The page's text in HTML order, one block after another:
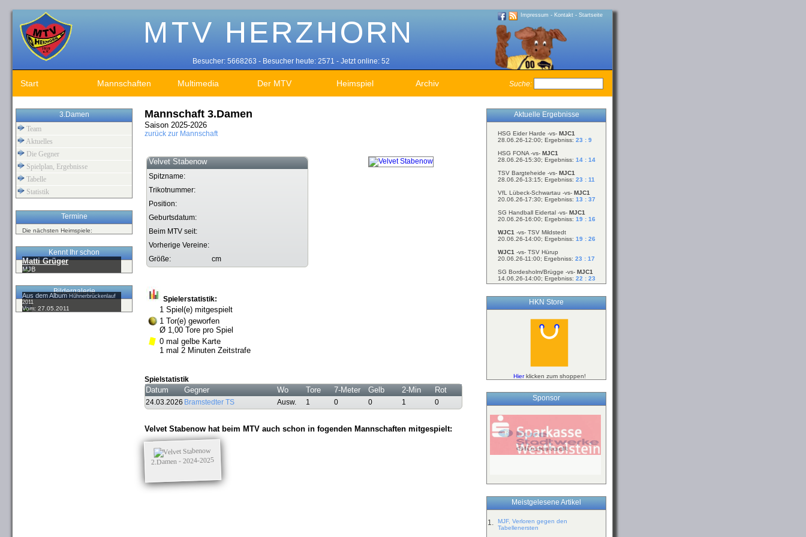
Impressum - Kontakt - Startseite
Besucher: 5668263 - Besucher heute: 2571 - Jetzt online: 52
Start Mannschaften Multimedia Der MTV Heimspiel Archiv Suche:
3.Damen
Team
Aktuelles
Die Gegner
Spielplan, Ergebnisse
Tabelle
Statistik
Termine
Die nächsten Heimspiele:
Kennt Ihr schon
Matti Grüger
MJB
Bildergalerie
Aus dem AlbumHühnerbrückenlauf
2011
Vom: 27.05.2011
Mannschaft 3.Damen
Saison 2025-2026
zurück zur Mannschaft
Velvet Stabenow
Spitzname:
Trikotnummer:
Position:
Geburtsdatum:
Beim MTV seit:
Vorherige Vereine:
Größe:
cm
Spielerstatistik:
1 Spiel(e) mitgespielt
1 Tor(e) geworfen
Ø 1,00 Tore pro Spiel
0 mal gelbe Karte
1 mal 2 Minuten Zeitstrafe
Spielstatistik
Datum Gegner Wo Tore 7-Meter Gelb 2-Min Rot
24.03.2026 Bramstedter TS Ausw. 1 0 0 1 0
Velvet Stabenow hat beim MTV auch schon in fogenden Mannschaften mitgespielt:
2.Damen - 2024-2025
Aktuelle Ergebnisse
HSG Eider Harde -vs- MJC1
28.06.26-12:00; Ergebniss: 23 : 9
HSG FONA -vs- MJC1
28.06.26-15:30; Ergebniss: 14 : 14
TSV Bargteheide -vs- MJC1
28.06.26-13:15; Ergebniss: 23 : 11
VfL Lübeck-Schwartau -vs- MJC1
20.06.26-17:30; Ergebniss: 13 : 37
SG Handball Eidertal -vs- MJC1
20.06.26-16:00; Ergebniss: 19 : 16
WJC1 -vs- TSV Mildstedt
20.06.26-14:00; Ergebniss: 19 : 26
WJC1 -vs- TSV Hürup
20.06.26-11:00; Ergebniss: 23 : 17
SG Bordesholm/Brügge -vs- MJC1
14.06.26-14:00; Ergebniss: 22 : 23
HKN Store
Hierklicken zum shoppen!
Sponsor
Meistgelesene Artikel
1.
MJF, Verloren gegen den
Tabellenersten